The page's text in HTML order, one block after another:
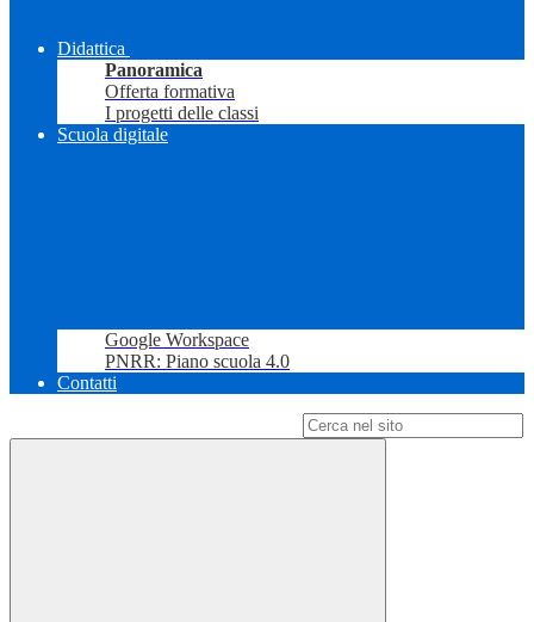
Didattica
Panoramica
Offerta formativa
I progetti delle classi
Scuola digitale
Google Workspace
PNRR: Piano scuola 4.0
Contatti